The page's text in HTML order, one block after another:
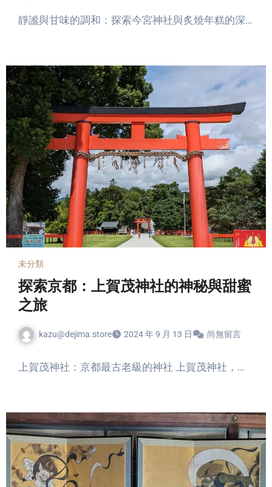
靜謐與甘味的調和：探索今宮神社與炙燒年糕的深…
未分類
探索京都：上賀茂神社的神秘與甜蜜
之旅
kazu@dejima.store 2024 年 9 月 13 日 尚無留言
上賀茂神社：京都最古老級的神社 上賀茂神社，…